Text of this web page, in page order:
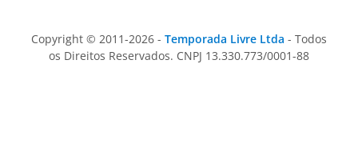
Copyright © 2011-2026 - Temporada Livre Ltda - Todos
os Direitos Reservados. CNPJ 13.330.773/0001-88